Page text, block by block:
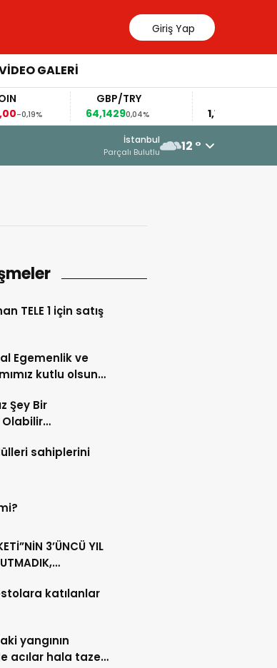
Giriş Yap
GALERİ
GBP/TRY
64,14290,04%
EUR/USD
1,1553
0,00%
İstanbul
Parçalı Bulutlu 12 °
TELE 1 için satış
Egemenlik ve
kutlu olsun…
Şey Bir
Olabilir…
sahiplerini
3’ÜNCÜ YIL
katılanlar
yangının
acılar hala taze…